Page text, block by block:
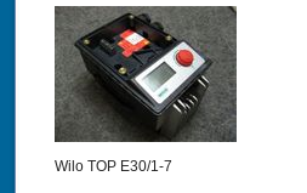
Wilo TOP E30/1-7